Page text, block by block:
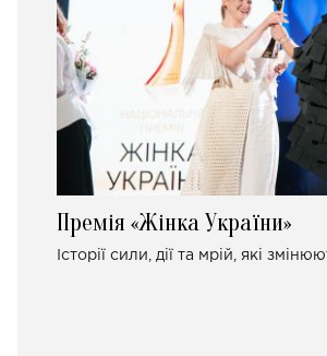
Премія «Жінка України»
Історії сили, дії та мрій, які